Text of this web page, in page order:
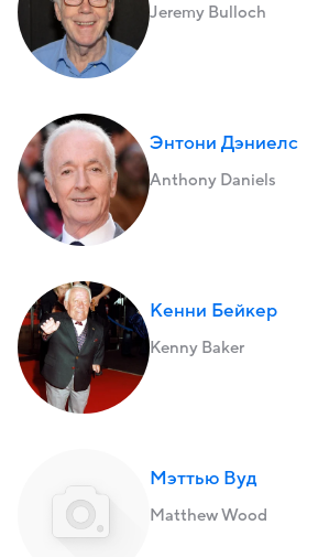
Jeremy Bulloch
Энтони Дэниелс
Anthony Daniels
Кенни Бейкер
Kenny Baker
Мэттью Вуд
Matthew Wood